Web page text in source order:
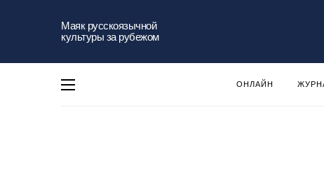
Маяк русскоязычной
культуры за рубежом
ОНЛАЙН